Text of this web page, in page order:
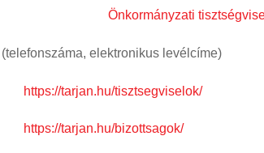
Önkormányzati
elektronikus levélcíme)
https://tarjan.hu/tisztsegviselok/
https://tarjan.hu/bizottsagok/